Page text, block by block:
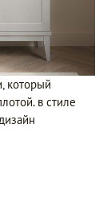
который
в стиле